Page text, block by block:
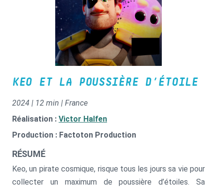
KEO ET LA POUSSIÈRE D’ÉTOILE
2024 | 12 min | France
Réalisation : Victor Halfen
Production : Factoton Production
RÉSUMÉ
Keo, un pirate cosmique, risque tous les jours sa vie pour
collecter un maximum de poussière d’étoiles. Sa